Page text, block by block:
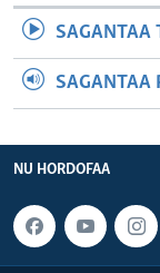
SAGANTAA
SAGANTAA
NU HORDOFAA